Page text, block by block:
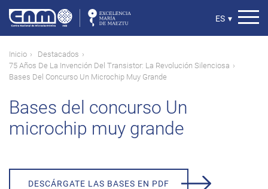
contenido
principal
Select
ES ▾
Ruta
de
Inicio
Destacados
75 Años De La Invención Del Transistor: La Revolución Silenciosa
Bases Del Concurso Un Microchip Muy Grande
Bases del concurso Un
microchip muy grande
DESCÁRGATE LAS BASES EN PDF